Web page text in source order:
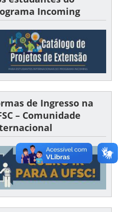
Incoming
de Ingresso na
– Comunidade